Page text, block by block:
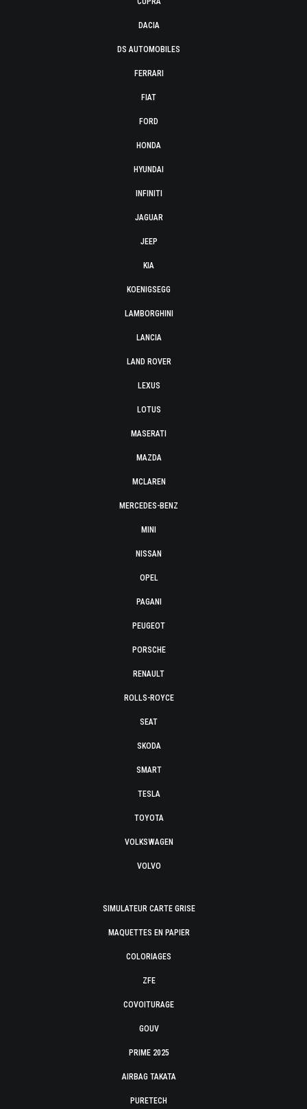
DACIA
DS AUTOMOBILES
FERRARI
FIAT
FORD
HONDA
HYUNDAI
INFINITI
JAGUAR
JEEP
KIA
KOENIGSEGG
LAMBORGHINI
LANCIA
LAND ROVER
LEXUS
LOTUS
MASERATI
MAZDA
MCLAREN
MERCEDES-BENZ
MINI
NISSAN
OPEL
PAGANI
PEUGEOT
PORSCHE
RENAULT
ROLLS-ROYCE
SEAT
SKODA
SMART
TESLA
TOYOTA
VOLKSWAGEN
VOLVO
SIMULATEUR CARTE GRISE
MAQUETTES EN PAPIER
COLORIAGES
ZFE
COVOITURAGE
GOUV
PRIME 2025
AIRBAG TAKATA
PURETECH